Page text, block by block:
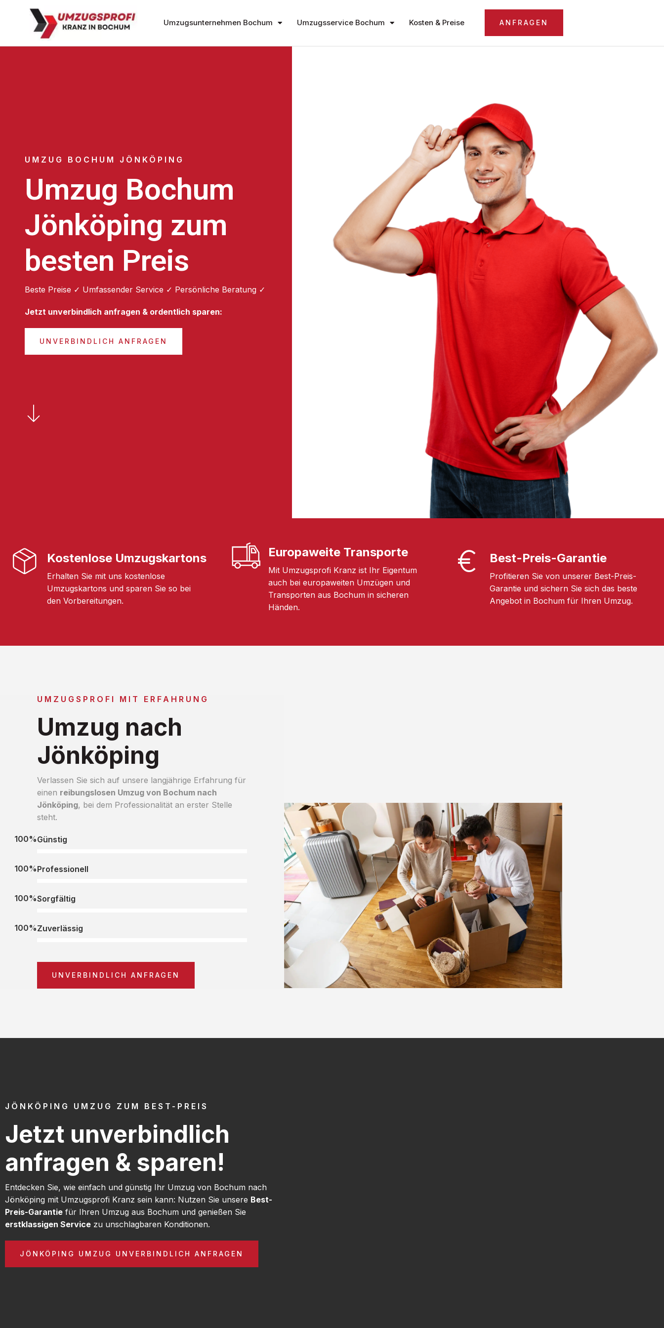
Umzugsunternehmen Bochum Umzugsservice Bochum Kosten & Preise ANFRAGEN
UMZUG BOCHUM JÖNKÖPING
Umzug Bochum
Jönköping zum
besten Preis
Beste Preise ✓ Umfassender Service ✓ Persönliche Beratung ✓
Jetzt unverbindlich anfragen & ordentlich sparen:
UNVERBINDLICH ANFRAGEN
Kostenlose Umzugskartons
Erhalten Sie mit uns kostenlose
Umzugskartons und sparen Sie so bei
den Vorbereitungen.
Europaweite Transporte
Mit Umzugsprofi Kranz ist Ihr Eigentum
auch bei europaweiten Umzügen und
Transporten aus Bochum in sicheren
Händen.
Best-Preis-Garantie
Profitieren Sie von unserer Best-Preis-
Garantie und sichern Sie sich das beste
Angebot in Bochum für Ihren Umzug.
UMZUGSPROFI MIT ERFAHRUNG
Umzug nach
Jönköping
Verlassen Sie sich auf unsere langjährige Erfahrung für
einen reibungslosen Umzug von Bochum nach
Jönköping, bei dem Professionalität an erster Stelle
steht.
Günstig
100%
Professionell
100%
Sorgfältig
100%
Zuverlässig
100%
UNVERBINDLICH ANFRAGEN
JÖNKÖPING UMZUG ZUM BEST-PREIS
Jetzt unverbindlich
anfragen & sparen!
Entdecken Sie, wie einfach und günstig Ihr Umzug von Bochum nach
Jönköping mit Umzugsprofi Kranz sein kann: Nutzen Sie unsere Best-
Preis-Garantie für Ihren Umzug aus Bochum und genießen Sie
erstklassigen Service zu unschlagbaren Konditionen.
JÖNKÖPING UMZUG UNVERBINDLICH ANFRAGEN